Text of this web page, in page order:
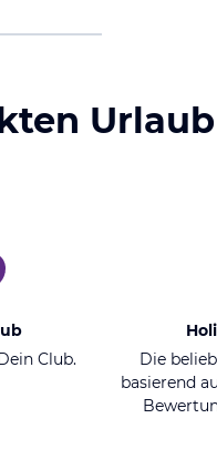
Urlaub
Club.
Die
basierend